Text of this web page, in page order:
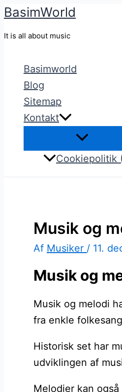
Gå
BasimWorld
It is all about music
Basimworld
Blog
Sitemap
Kontakt
Cookiepolitik
Musik og
Af Musiker / 11.
Musik og
Musik og melodi
fra enkle
Historisk set har
udviklingen af
Melodier kan